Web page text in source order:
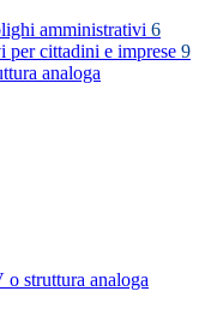
amministrativi 6
per cittadini e imprese 9
analoga
struttura analoga